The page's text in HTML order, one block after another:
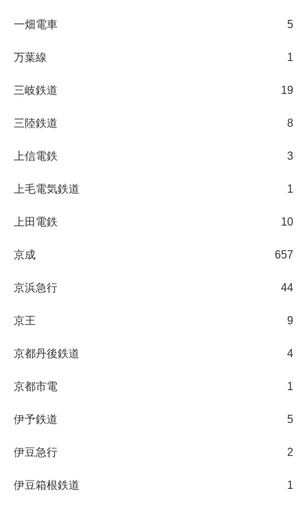
一畑電車 5
万葉線 1
三岐鉄道 19
三陸鉄道 8
上信電鉄 3
上毛電気鉄道 1
上田電鉄 10
京成 657
京浜急行 44
京王 9
京都丹後鉄道 4
京都市電 1
伊予鉄道 5
伊豆急行 2
伊豆箱根鉄道 1